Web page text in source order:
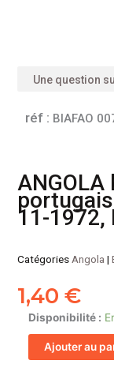
Une question
réf : BIAFAO
11-1972,
Catégories Angola |
1,40€
Disponibilité :
quantité
de
ANGOLAAjouter au